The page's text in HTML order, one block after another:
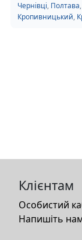
Чернівці, Полтава,
Кропивницький,
Клієнтам
Особистий
Напишіть